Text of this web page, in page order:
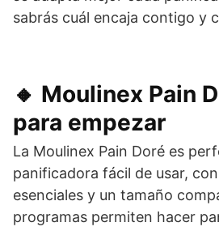
sabrás cuál encaja contigo y
🔸 Moulinex Pain
para empezar
La Moulinex Pain Doré es
panificadora fácil de usar,
esenciales y un tamaño
programas permiten hacer